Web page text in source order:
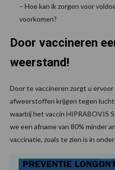
– Hoe kan ik zorgen voor
voorkomen?
Door vaccineren
weerstand!
Door te vaccineren zorgt u
afweerstoffen krijgen tegen
waarbij het vaccin HIPRABOVIS
we een afname van 80% minder
vaccinatie, zoals te zien is in